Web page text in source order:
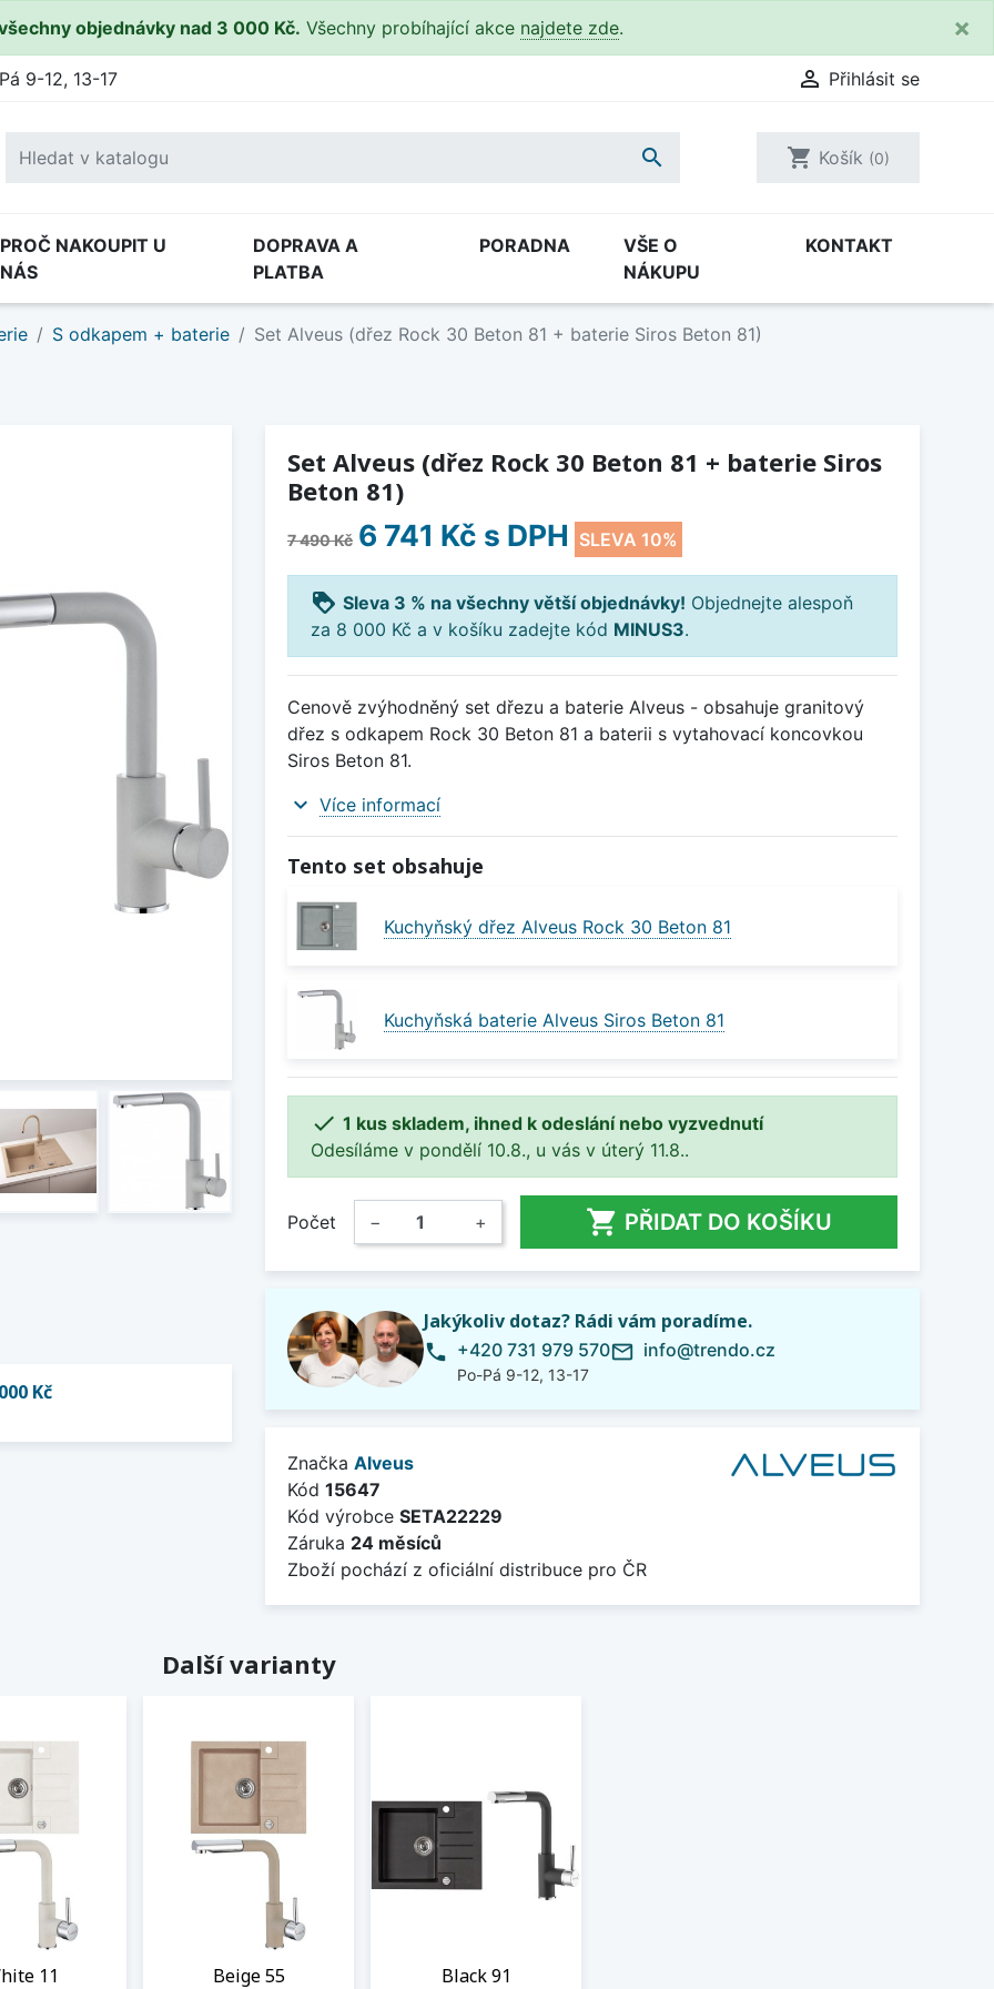
objednávky nad 3 000 Kč. Všechny probíhající akce najdete zde. ×
9-12, 13-17  Přihlásit se
 shopping_cart Košík (0)
PROČ NAKOUPIT U
NÁS
DOPRAVA A
PLATBA
PORADNA
VŠE O
NÁKUPU
KONTAKT
S odkapem + baterie Set Alveus (dřez Rock 30 Beton 81 + baterie Siros Beton 81)
Kč
Set Alveus (dřez Rock 30 Beton 81 + baterie Siros
Beton 81)
7 490 Kč 6 741 Kč s DPH SLEVA 10%
loyalty Sleva 3 % na všechny větší objednávky! Objednejte alespoň
za 8 000 Kč a v košíku zadejte kód MINUS3.
Cenově zvýhodněný set dřezu a baterie Alveus - obsahuje granitový
dřez s odkapem Rock 30 Beton 81 a baterii s vytahovací koncovkou
Siros Beton 81.
expand_more Více informací
Tento set obsahuje
Kuchyňský dřez Alveus Rock 30 Beton 81
Kuchyňská baterie Alveus Siros Beton 81
 1 kus skladem, ihned k odeslání nebo vyzvednutí
Odesíláme v pondělí 10.8., u vás v úterý 11.8..
Počet − +  PŘIDAT DO KOŠÍKU
Jakýkoliv dotaz? Rádi vám poradíme.
phone +420 731 979 570
Po-Pá 9-12, 13-17
mail_outline info@trendo.cz
Značka Alveus
Kód 15647
Kód výrobce SETA22229
Záruka 24 měsíců
Zboží pochází z oficiální distribuce pro ČR
Další varianty
11 Beige 55 Black 91